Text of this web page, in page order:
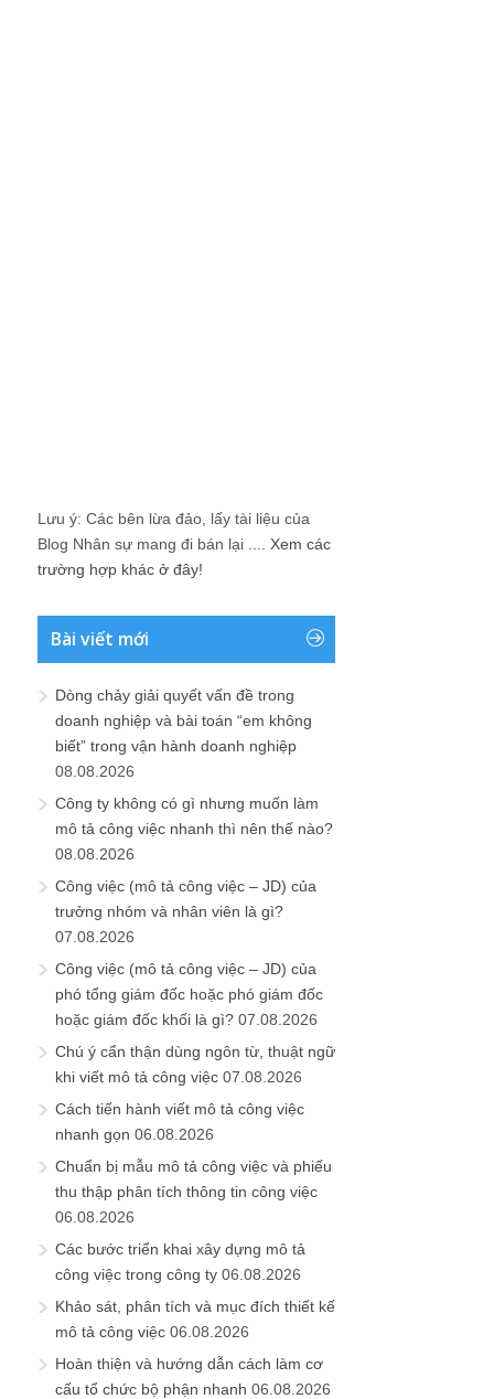
Lưu ý: Các bên lừa đảo, lấy tài liệu của
Blog Nhân sự mang đi bán lại .... Xem các
trường hợp khác ở đây!
Bài viết mới
Dòng chảy giải quyết vấn đề trong
doanh nghiệp và bài toán “em không
biết” trong vận hành doanh nghiệp
08.08.2026
Công ty không có gì nhưng muốn làm
mô tả công việc nhanh thì nên thế nào?
08.08.2026
Công việc (mô tả công việc – JD) của
trưởng nhóm và nhân viên là gì?
07.08.2026
Công việc (mô tả công việc – JD) của
phó tổng giám đốc hoặc phó giám đốc
hoặc giám đốc khối là gì? 07.08.2026
Chú ý cẩn thận dùng ngôn từ, thuật ngữ
khi viết mô tả công việc 07.08.2026
Cách tiến hành viết mô tả công việc
nhanh gọn 06.08.2026
Chuẩn bị mẫu mô tả công việc và phiếu
thu thập phân tích thông tin công việc
06.08.2026
Các bước triển khai xây dựng mô tả
công việc trong công ty 06.08.2026
Khảo sát, phân tích và mục đích thiết kế
mô tả công việc 06.08.2026
Hoàn thiện và hướng dẫn cách làm cơ
cấu tổ chức bộ phận nhanh 06.08.2026